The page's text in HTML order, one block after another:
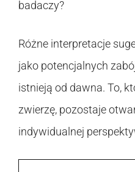
badaczy?
Różne interpretacje
jako potencjalnych
istnieją od dawna. To,
zwierzę, pozostaje
indywidualnej